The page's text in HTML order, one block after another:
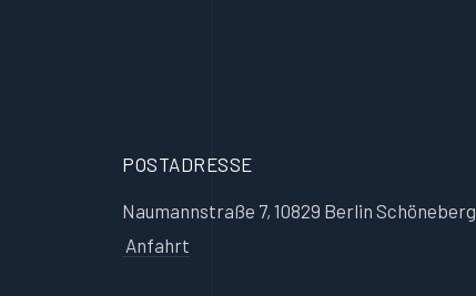
POSTADRESSE
Naumannstraße 7, 10829 Berlin Schöneberg
Anfahrt